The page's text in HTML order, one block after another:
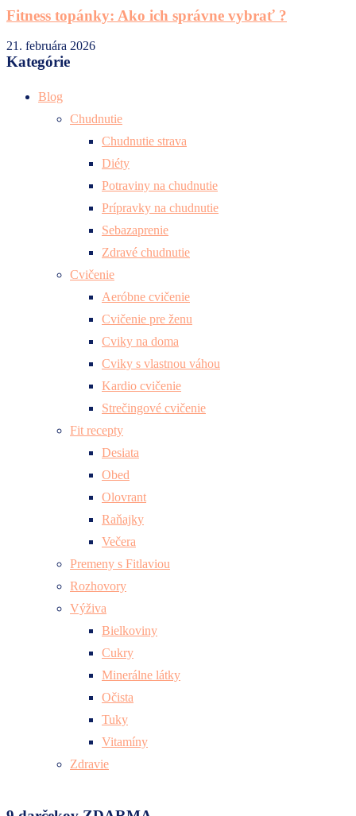
Fitness topánky: Ako ich správne vybrať ?
21. februára 2026
Kategórie
Blog
Chudnutie
Chudnutie strava
Diéty
Potraviny na chudnutie
Prípravky na chudnutie
Sebazaprenie
Zdravé chudnutie
Cvičenie
Aeróbne cvičenie
Cvičenie pre ženu
Cviky na doma
Cviky s vlastnou váhou
Kardio cvičenie
Strečingové cvičenie
Fit recepty
Desiata
Obed
Olovrant
Raňajky
Večera
Premeny s Fitlaviou
Rozhovory
Výživa
Bielkoviny
Cukry
Minerálne látky
Očista
Tuky
Vitamíny
Zdravie